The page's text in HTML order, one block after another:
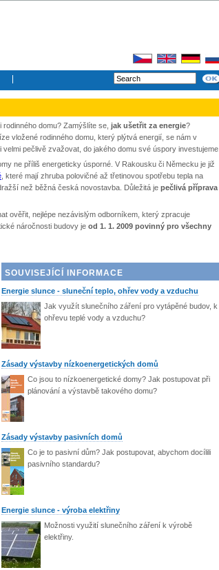
domu? Zamýšlíte se, jak ušetřit za energie?
vložené rodinného domu, který plýtvá energií, se nám v
pečlivě zvažovat, do jakého domu své úspory investujeme.
ne příliš energeticky úsporné. V Rakousku či Německu je již
, které mají zhruba polovičné až třetinovou spotřebu tepla na
než běžná česká novostavba. Důležitá je pečlivá příprava
ověřit, nejlépe nezávislým odborníkem, který zpracuje
náročnosti budovy je od 1. 1. 2009 povinný pro všechny
SOUVISEJÍCÍ INFORMACE
Energie slunce - sluneční teplo, ohřev vody a vzduchu
Jak využít slunečního záření pro vytápěné budov, k
ohřevu teplé vody a vzduchu?
Zásady výstavby nízkoenergetických domů
Co jsou to nízkoenergetické domy? Jak postupovat při
plánování a výstavbě takového domu?
Zásady výstavby pasivních domů
Co je to pasivní dům? Jak postupovat, abychom docílili
pasivního standardu?
Energie slunce - výroba elektřiny
Možnosti využití slunečního záření k výrobě
elektřiny.